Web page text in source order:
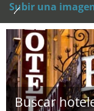
Subir una
Buscar